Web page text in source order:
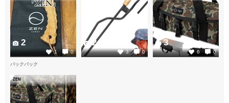
1 0
2
3 0
2
6 0
3
バックパック
ZEN